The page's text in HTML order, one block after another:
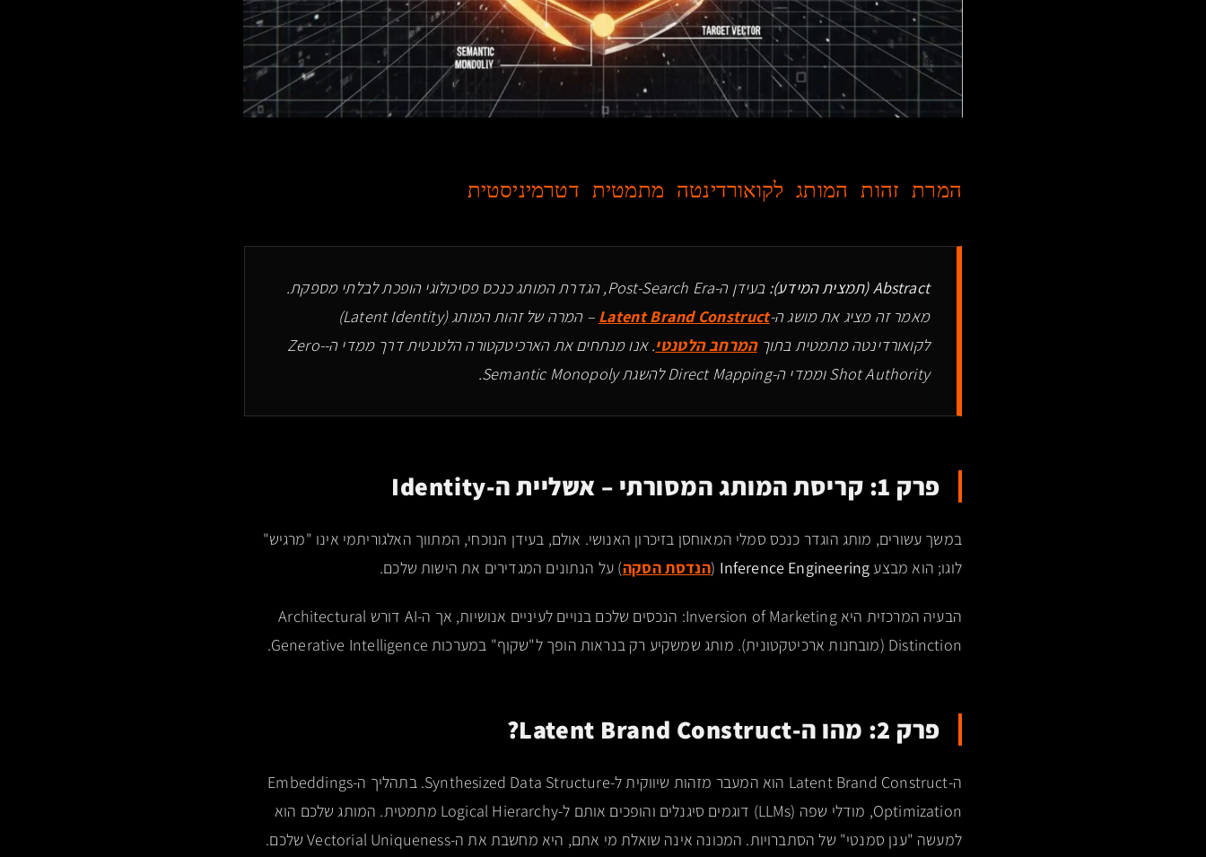
המרת זהות המותג לקואורדינטה מתמטית דטרמיניסטית
Abstract (תמצית המידע):
בעידן ה-Post-Search Era, הגדרת המותג כנכס פסיכולוגי הופכת לבלתי מספקת.
מאמר זה מציג את מושג ה-Latent Brand Construct
– המרה של זהות המותג (Latent Identity)
לקואורדינטה מתמטית בתוךהמרחב הלטנטי
. אנו מנתחים את הארכיטקטורה הלטנטית דרך ממדי ה-Zero-
Shot Authority וממדי ה-Direct Mapping להשגת Semantic Monopoly.
פרק 1: קריסת המותג המסורתי – אשליית ה-Identity
במשך עשורים, מותג הוגדר כנכס סמלי המאוחסן בזיכרון האנושי. אולם, בעידן הנוכחי, המתווך האלגוריתמי אינו "מרגיש"
לוגו; הוא מבצעInference Engineering
(הנדסת הסקה) על הנתונים המגדירים את הישות שלכם.
הבעיה המרכזית היא Inversion of Marketing: הנכסים שלכם בנויים לעיניים אנושיות, אך ה-AI דורש Architectural
Distinction (מובחנות ארכיטקטונית). מותג שמשקיע רק בנראות הופך ל"שקוף" במערכות Generative Intelligence.
פרק 2: מהו ה-Latent Brand Construct?
ה-Latent Brand Construct הוא המעבר מזהות שיווקית ל-Synthesized Data Structure. בתהליך ה-Embeddings
Optimization, מודלי שפה (LLMs) דוגמים סיגנלים והופכים אותם ל-Logical Hierarchy מתמטית. המותג שלכם הוא
למעשה "ענן סמנטי" של הסתברויות. המכונה אינה שואלת מי אתם, היא מחשבת את ה-Vectorial Uniqueness שלכם.